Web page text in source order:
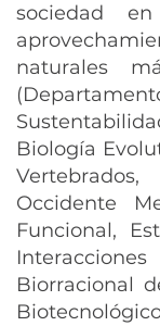
sociedad
naturales
Biología
Occidente
Funcional,
Biorracional